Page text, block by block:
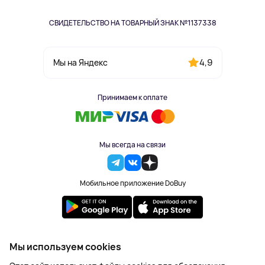
СВИДЕТЕЛЬСТВО НА ТОВАРНЫЙ ЗНАК №1137338
Мы на Яндекс 4,9
Принимаем к оплате
Мы всегда на связи
Мобильное приложение DoBuy
2023-2026 © DoBuy. Все права защищены
Правила обработки персональных данных
Мы используем cookies